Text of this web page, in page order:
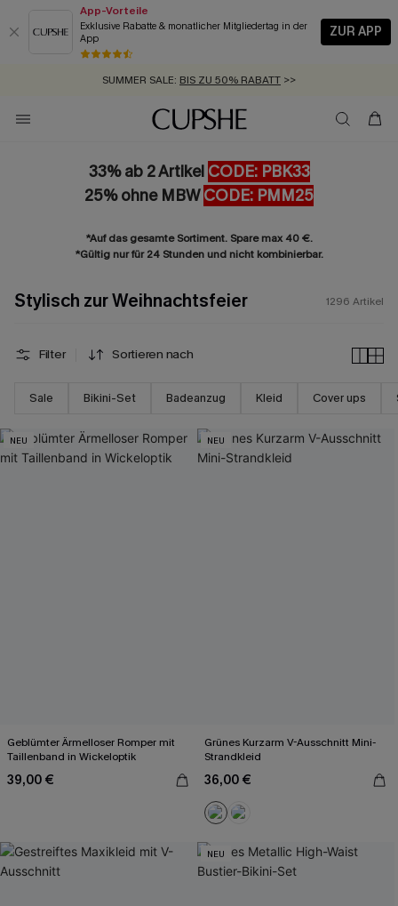
App-Vorteile
Exklusive Rabatte & monatlicher Mitgliedertag in der
App
ZUR APP
GRATIS MASSBAND MIT JEDEM SCHNELLVERSAND-ARTIKEL >>
SUMMER SALE:
ZUM NEWSLETTER:BIS ZU -20% EXTRA ERHALTEN
KOSTENLOSER VERSAND AB 89 €
33% ab 2 Artikel CODE: PBK33
25% ohne MBWCODE: PMM25
*Auf das gesamte Sortiment. Spare max 40 €.
*Gültig nur für 24 Stunden und nicht kombinierbar.
Stylisch zur Weihnachtsfeier 1296 Artikel
Filter Sortieren nach
Sale Bikini-Set Badeanzug Kleid Cover ups
NEU
Geblümter Ärmelloser Romper mit
Taillenband in Wickeloptik
39,00 €
NEU
Grünes Kurzarm V-Ausschnitt Mini-
Strandkleid
36,00 €
NEU